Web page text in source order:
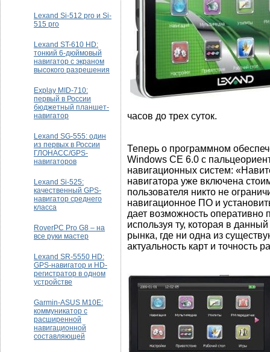
Lexand Si-512 pro и Si-
515 pro
Lexand ST-610 HD:
тонкий 6-дюймовый
навигатор с экраном
высокого разрешения
Explay MID-710:
первый в России
бюджетный планшет-
навигатор
Lexand SG-555: один
из первых в России
ГЛОНАСС/GPS-
навигаторов
Lexand Si-525:
качественный GPS-
навигатор среднего
класса
RoverPC Pro G8 – на
все руки мастер
Lexand SR-5550 HD:
GPS-навигатор и HD-
регистратор в одном
устройстве
Garmin-ASUS M10E:
коммуникатор с
расширенной
навигационной
составляющей
часов до трех суток.
Теперь о программном
Windows CE 6.0 с
навигационных систем:
навигатора уже включена
пользователя никто не
навигационное ПО и
дает возможность
используя ту, которая в
рынка, где ни одна из
актуальность карт и точность